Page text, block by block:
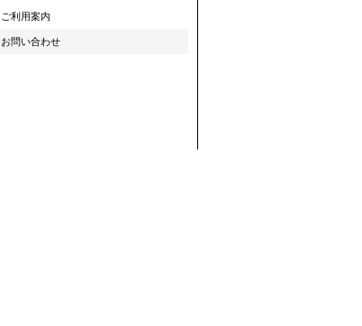
ご利用案内
お問い合わせ